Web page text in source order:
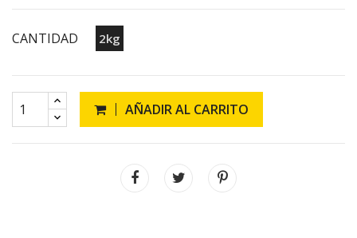
CANTIDAD 2kg
AÑADIR AL CARRITO